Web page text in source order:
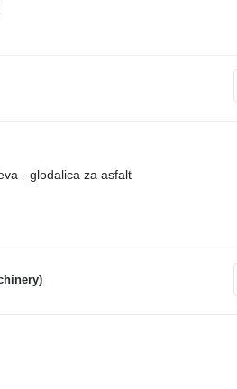
- glodalica za asfalt